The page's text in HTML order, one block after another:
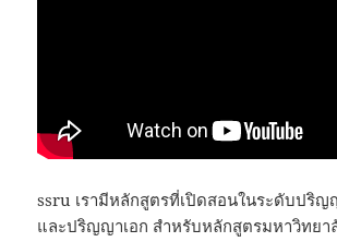
ssru เรามีหลักสูตรที่เปิดสอนในระดับปริ
และปริญญาเอก สำหรับหลักสูตรมหาวิทยา